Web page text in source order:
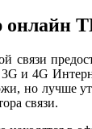
связи
и 4G
но лучше
связи.